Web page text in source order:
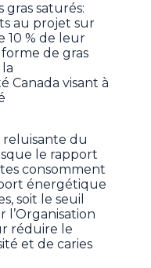
saturés:
au projet sur
10 % de leur
de gras
Canada visant à
reluisante du
le rapport
consomment
énergétique
soit le seuil
l’Organisation
réduire le
et de caries